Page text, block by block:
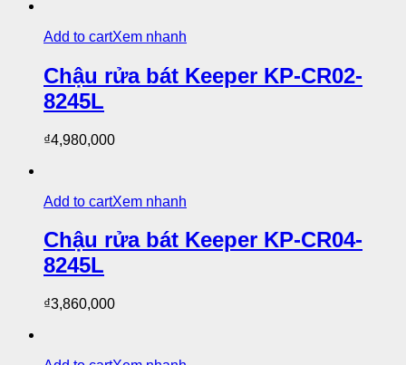
Add to cartXem nhanh
Chậu rửa bát Keeper KP-CR02-
8245L
₫4,980,000
Add to cartXem nhanh
Chậu rửa bát Keeper KP-CR04-
8245L
₫3,860,000